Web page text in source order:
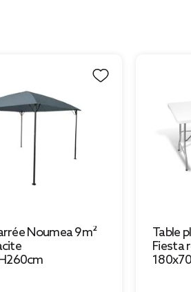
Noumea 9m²
Table
Fiesta